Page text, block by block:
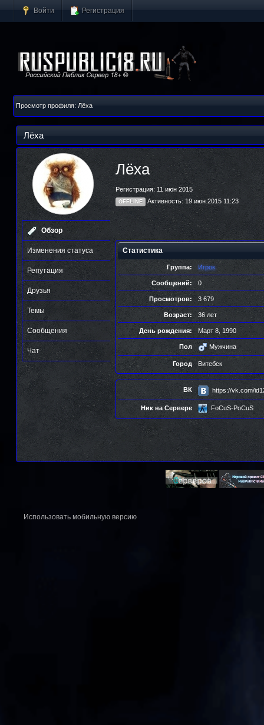
Войти Регистрация
Просмотр профиля: Лёха
Лёха
Обзор
Изменения статуса
Репутация
Друзья
Темы
Сообщения
Чат
Лёха
Регистрация: 11 июн 2015
OFFLINE Активность: 19 июн 2015 11:23
Статистика
Группа: Игрок
Сообщений: 0
Просмотров: 3 679
Возраст: 36 лет
День рождения: Март 8, 1990
Пол Мужчина
Город Витебск
ВК https://vk.com/
Ник на Сервере FoCuS-PoCuS
Использовать мобильную версию